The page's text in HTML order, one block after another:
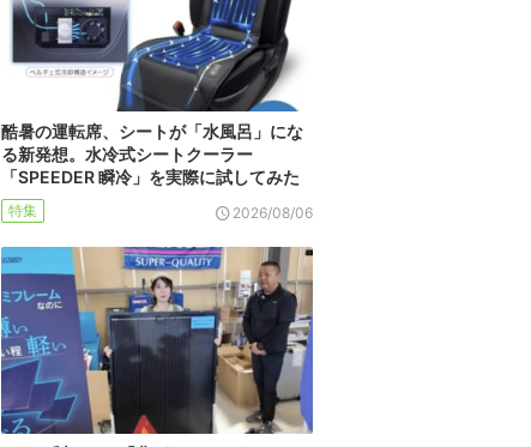
酷暑の運転席、シートが「水風呂」にな
る新発想。水冷式シートクーラー
「SPEEDER 瞬冷」を実際に試してみた
特集 2026/08/06